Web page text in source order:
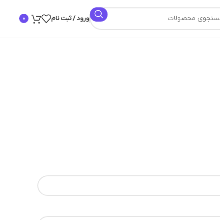
ورود / ثبت نام 0